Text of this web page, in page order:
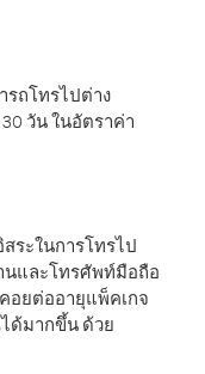
รถโทรไปต่าง
วัน ในอัตราค่า
ระในการโทรไป
นและโทรศัพท์มือถือ
อยต่ออายุแพ็คเกจ
ด้มากขึ้น ด้วย